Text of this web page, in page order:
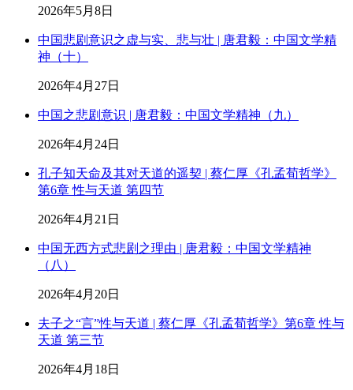
2026年5月8日
中国悲剧意识之虚与实、悲与壮 | 唐君毅：中国文学精
神（十）
2026年4月27日
中国之悲剧意识 | 唐君毅：中国文学精神（九）
2026年4月24日
孔子知天命及其对天道的遥契 | 蔡仁厚《孔孟荀哲学》
第6章 性与天道 第四节
2026年4月21日
中国无西方式悲剧之理由 | 唐君毅：中国文学精神
（八）
2026年4月20日
夫子之“言”性与天道 | 蔡仁厚《孔孟荀哲学》第6章 性与
天道 第三节
2026年4月18日